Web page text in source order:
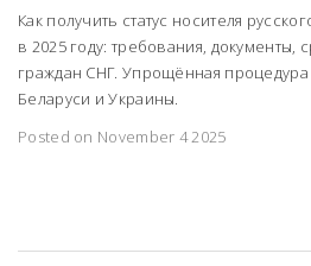
Как получить статус носителя
в 2025 году: требования, документы,
граждан СНГ. Упрощённая процедура
Беларуси и Украины.
Posted on November 4 2025